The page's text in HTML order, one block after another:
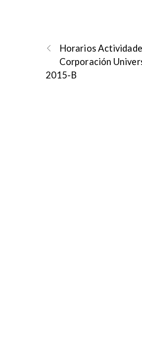
Horarios
Corporación
2015-B